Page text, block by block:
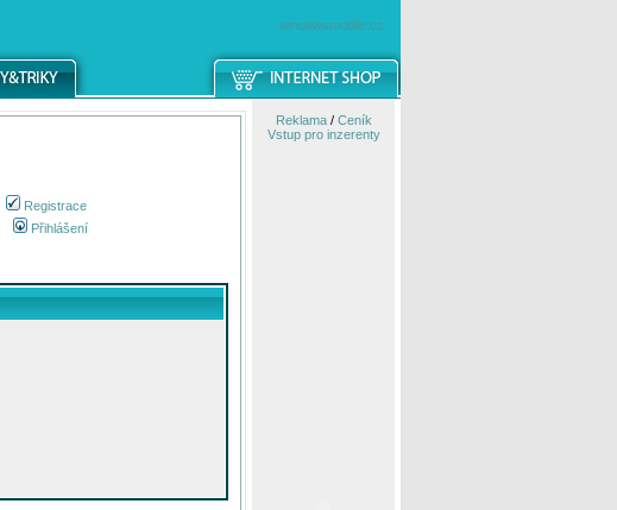
windowsmobile.cz
Registrace
Přihlášení
Reklama/ Ceník
Vstup pro inzerenty